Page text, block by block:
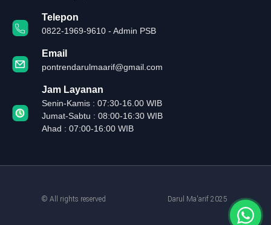
Telepon
0822-1969-9610 - Admin PSB
Email
pontrendarulmaarif@gmail.com
Jam Layanan
Senin-Kamis : 07:30-16.00 WIB
Jumat-Sabtu : 08:00-16:30 WIB
Ahad : 07:00-16:00 WIB
© All rights reserved Darul Ma'arif 2025